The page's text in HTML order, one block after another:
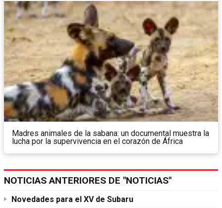
Madres animales de la sabana: un documental muestra la
lucha por la supervivencia en el corazón de África
NOTICIAS ANTERIORES DE "NOTICIAS"
Novedades para el XV de Subaru